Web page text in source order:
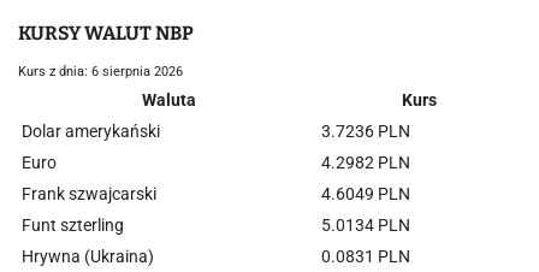
KURSY WALUT NBP
Kurs z dnia: 6 sierpnia 2026
Waluta
Kurs
Dolar amerykański
3.7236 PLN
Euro
4.2982 PLN
Frank szwajcarski
4.6049 PLN
Funt szterling
5.0134 PLN
Hrywna (Ukraina)
0.0831 PLN